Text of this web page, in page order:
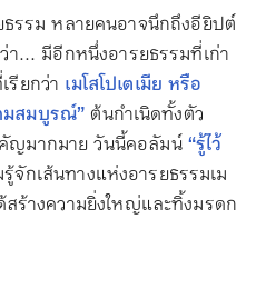
รรม หลายคนอาจนึกถึงอียิปต์
... มีอีกหนึ่งอารยธรรมที่เก่า
รียกว่า เมโสโปเตเมีย หรือ
สมบูรณ์”ต้นกำเนิดทั้งตัว
ญมากมาย วันนี้คอลัมน์“รู้ไว้
จักเส้นทางแห่งอารยธรรมเม
สร้างความยิ่งใหญ่และทิ้งมรดก